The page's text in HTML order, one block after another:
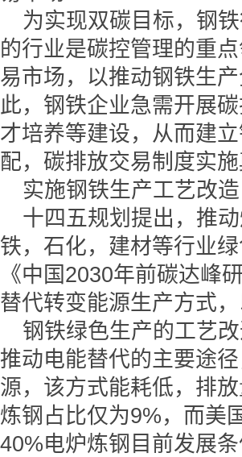
为实现双碳目标，钢
的行业是碳控管理的重
易市场，以推动钢铁生
此，钢铁企业急需开展
才培养等建设，从而建
配，碳排放交易制度实
实施钢铁生产工艺改
十四五规划提出，推
铁，石化，建材等行业
《中国2030年前碳达峰
替代转变能源生产方式
钢铁绿色生产的工艺
推动电能替代的主要途
源，该方式能耗低，排
炼钢占比仅为9%，而美
40%电炉炼钢目前发展